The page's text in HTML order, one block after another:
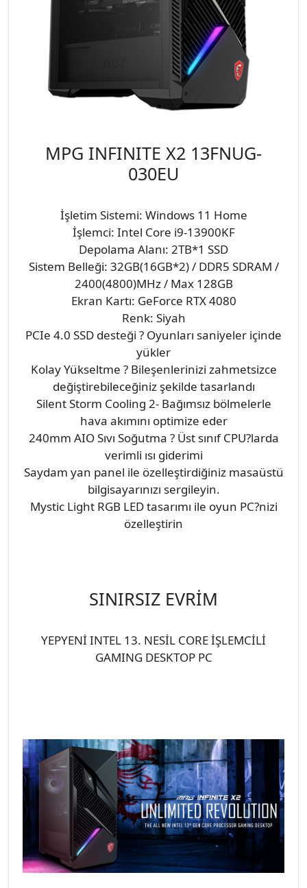
MPG INFINITE X2 13FNUG-
030EU
İşletim Sistemi: Windows 11 Home
İşlemci: Intel Core i9-13900KF
Depolama Alanı: 2TB*1 SSD
Sistem Belleği: 32GB(16GB*2) / DDR5 SDRAM /
2400(4800)MHz / Max 128GB
Ekran Kartı: GeForce RTX 4080
Renk: Siyah
PCIe 4.0 SSD desteği ? Oyunları saniyeler içinde
yükler
Kolay Yükseltme ? Bileşenlerinizi zahmetsizce
değiştirebileceğiniz şekilde tasarlandı
Silent Storm Cooling 2- Bağımsız bölmelerle
hava akımını optimize eder
240mm AIO Sıvı Soğutma ? Üst sınıf CPU?larda
verimli ısı giderimi
Saydam yan panel ile özelleştirdiğiniz masaüstü
bilgisayarınızı sergileyin.
Mystic Light RGB LED tasarımı ile oyun PC?nizi
özelleştirin
SINIRSIZ EVRİM
YEPYENİ INTEL 13. NESİL CORE İŞLEMCİLİ
GAMING DESKTOP PC